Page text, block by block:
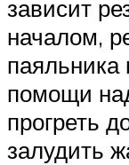
зависит
началом,
паяльника
помощи
прогреть
залудить